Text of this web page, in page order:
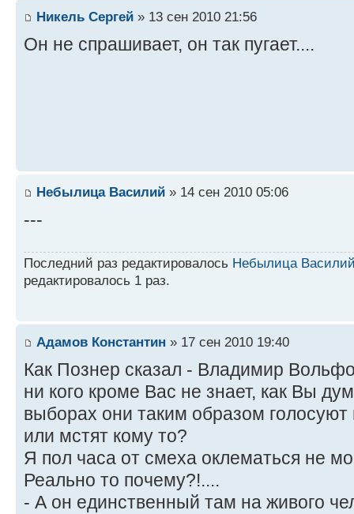
Никель Сергей » 13 сен 2010 21:56
Он не спрашивает, он так пугает....
Небылица Василий » 14 сен 2010 05:06
---
Последний раз редактировалось Небылица
редактировалось 1 раз.
Адамов Константин » 17 сен 2010 19:40
Как Познер сказал - Владимир
ни кого кроме Вас не знает, как Вы
выборах они таким образом голосуют
или мстят кому то?
Я пол часа от смеха оклематься не
Реально то почему?!....
- А он единственный там на живого